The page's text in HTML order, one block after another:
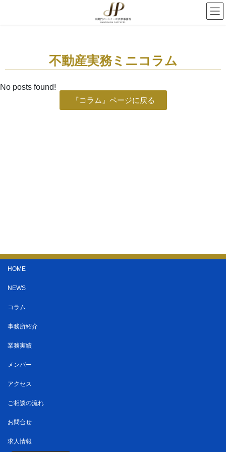
不動産実務ミニコラム
No posts found!
『コラム』ページに戻る
HOME
NEWS
コラム
事務所紹介
業務実績
メンバー
アクセス
ご相談の流れ
お問合せ
求人情報